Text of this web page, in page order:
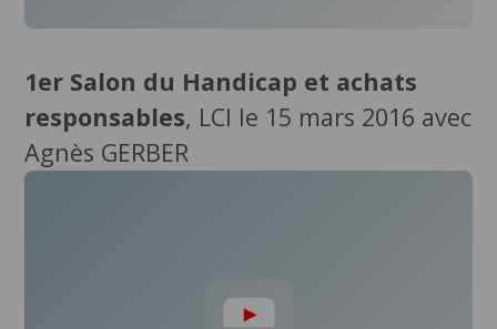
1er Salon du Handicap et achats
responsables, LCI le 15 mars 2016 avec
Agnès GERBER